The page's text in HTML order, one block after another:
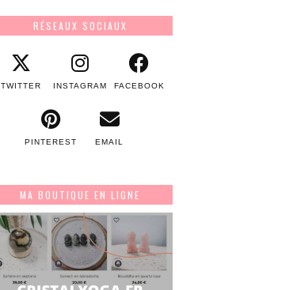
RÉSEAUX SOCIAUX
TWITTER INSTAGRAM FACEBOOK
PINTEREST EMAIL
MA BOUTIQUE EN LIGNE